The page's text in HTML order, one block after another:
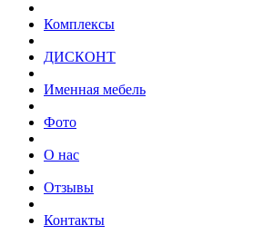
Комплексы
ДИСКОНТ
Именная мебель
Фото
О нас
Отзывы
Контакты